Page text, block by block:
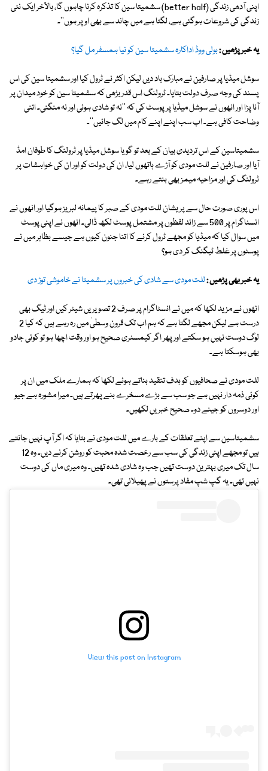
اپنی آدھی زندگی (better half) سشمیتا سین کا تذکرہ کرنا چاہوں گا، بالآخر ایک نئی
زندگی کی شروعات ہوگئی ہے، لگتا ہے میں چاند سے بھی اوپر ہوں''۔
یہ خبر پڑھیں :بولی ووڈ اداکارہ سشمیتا سین کو نیا ہمسفر مل گیا؟
سوشل میڈیا پر صارفین نے مبارک باد دیں لیکن اکثر نے ٹرول کیا اور سشمیتا سین کی اس
پسند کی وجہ صرف دولت بتایا۔ ٹرولنگ اس قدر بڑھی کہ سشمیتا سین کو خود میدان پر
آنا پڑا اور انھوں نے سوشل میڈیا پر پوسٹ کی کہ ''نہ تو شادی ہوئی اور نہ منگنی۔ اتنی
وضاحت کافی ہے۔ اب سب اپنے اپنے کام میں لگ جائیں''۔
سشمیتاسین کے اس تردیدی بیان کے بعد تو گویا سوشل میڈیا پر ٹرولنگ کا طوفان امڈ
آیا اور صارفین نے للت مودی کو آڑے ہاتھوں لیا، ان کی دولت کو اور ان کی خواہشات پر
ٹرولنگ کی اور مزاحیہ میمز بھی بنتے رہے۔
اس پوری صورت حال سے پریشان للت مودی کے صبر کا پیمانہ لبریز ہوگیا اور انھوں نے
انسٹاگرام پر 500 سے زائد لفظوں پر مشتمل پوسٹ لکھ ڈالی۔ انھوں نے اپنی پوسٹ
میں سوال کیا کہ میڈیا کو مجھے ٹرول کرنے کا اتنا جنون کیوں ہے جیسے بظاہر میں نے
پوسٹوں پر غلط ٹیگنگ کر دی ہو؟
یہ خبر بھی پڑھیں :للت مودی سے شادی کی خبروں پر سشمیتا نے خاموشی توڑ دی
انھوں نے مزید لکھا کہ میں نے انسٹاگرام پر صرف 2 تصویریں شیئر کیں اور ٹیگ بھی
درست ہے لیکن مجھے لگتا ہے کہ ہم اب تک قرون وسطیٰ میں رہ رہے ہیں کہ کیا 2
لوگ دوست نہیں ہو سکتے اور پھر اگر کیمسٹری صحیح ہو اور وقت اچھا ہو تو کوئی جادو
بھی ہوسکتا ہے۔
للت مودی نے صحافیوں کو ہدف تنقید بناتے ہوئے لکھا کہ ہمارے ملک میں ان پر
کوئی ذمہ دار نہیں ہے جو سب سے بڑے مسخرے بنے پھرتے ہیں۔ میرا مشورہ ہے جیو
اور دوسروں کو جینے دو۔ صحیح خبریں لکھیں۔
سشمیتاسین سے اپنے تعلقات کے بارے میں للت مودی نے بتایا کہ اگر آپ نہیں جانتے
ہیں تو مجھے اپنی زندگی کی سب سے رخصت شدہ محبت کو روشن کرنے دیں۔ وہ 12
سال تک میری بہترین دوست تھیں جب وہ شادی شدہ تھیں۔ وہ میری ماں کی دوست
نہیں تھی۔ یہ گپ شپ مفاد پرستوں نے پھیلائی تھی۔
View this post on Instagram